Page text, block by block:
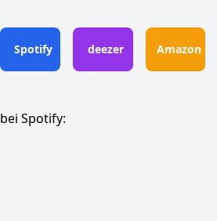
Spotify deezer Amazon
bei Spotify: